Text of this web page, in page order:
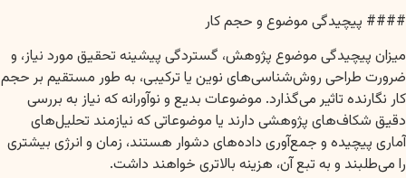
#### پیچیدگی موضوع و حجم کار
میزان پیچیدگی موضوع پژوهش، گستردگی پیشینه تحقیق مورد نیاز، و
ضرورت طراحی روش‌شناسی‌های نوین یا ترکیبی، به طور مستقیم بر حجم
کار نگارنده تاثیر می‌گذارد. موضوعات بدیع و نوآورانه که نیاز به بررسی
دقیق شکاف‌های پژوهشی دارند یا موضوعاتی که نیازمند تحلیل‌های
آماری پیچیده و جمع‌آوری داده‌های دشوار هستند، زمان و انرژی بیشتری
را می‌طلبند و به تبع آن، هزینه بالاتری خواهند داشت.